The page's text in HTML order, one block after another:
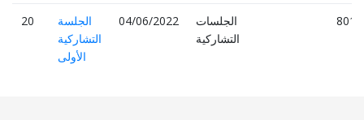
20
الجلسة
التشاركية
الأولى
04/06/2022
الجلسات
التشاركية
8015